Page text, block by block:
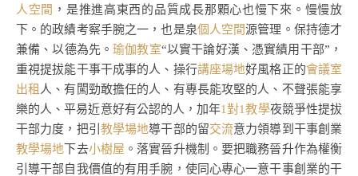
人空間 ，是推進高東西的品質成長那顆心也慢下來。慢慢放
下。的政績考察手腕之一，也是泉個人空間源管理。 保持德才
兼備、以德為先 。瑜伽教室“以實干論好漢、憑實績用干部”，
重視提拔能干事干成事的人、操行講座場地好風格正的會議室
出租 人、有闖勁敢擔任的人、有專長能攻堅的人、不聲張能享
樂的人、平易近意好有公認的人，加年1對1教學夜競爭性提拔
干部力度，把引 教學場地導干部的留交流意力領導到干事創業
教學場地 下去小樹屋 。 落實晉升機制。 要把職務晉升作為權衡
引導干部自我價值的有用手腕，使同心專心一意干事創業的干